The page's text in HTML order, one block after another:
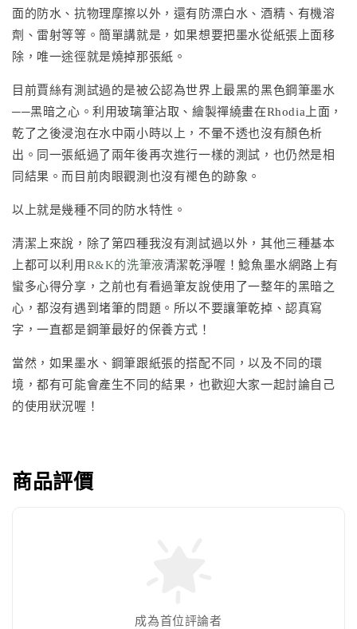
面的防水、抗物理摩擦以外，還有防漂白水、酒精、有機溶
劑、雷射等等。簡單講就是，如果想要把墨水從紙張上面移
除，唯一途徑就是燒掉那張紙。
目前賈絲有測試過的是被公認為世界上最黑的黑色鋼筆墨水
──黑暗之心。利用玻璃筆沾取、繪製禪繞畫在Rhodia上面，
乾了之後浸泡在水中兩小時以上，不暈不透也沒有顏色析
出。同一張紙過了兩年後再次進行一樣的測試，也仍然是相
同結果。而目前肉眼觀測也沒有褪色的跡象。
以上就是幾種不同的防水特性。
清潔上來說，除了第四種我沒有測試過以外，其他三種基本
上都可以利用R&K的洗筆液清潔乾淨喔！鯰魚墨水網路上有
蠻多心得分享，之前也有看過筆友說使用了一整年的黑暗之
心，都沒有遇到堵筆的問題。所以不要讓筆乾掉、認真寫
字，一直都是鋼筆最好的保養方式！
當然，如果墨水、鋼筆跟紙張的搭配不同，以及不同的環
境，都有可能會產生不同的結果，也歡迎大家一起討論自己
的使用狀況喔！
商品評價
成為首位評論者